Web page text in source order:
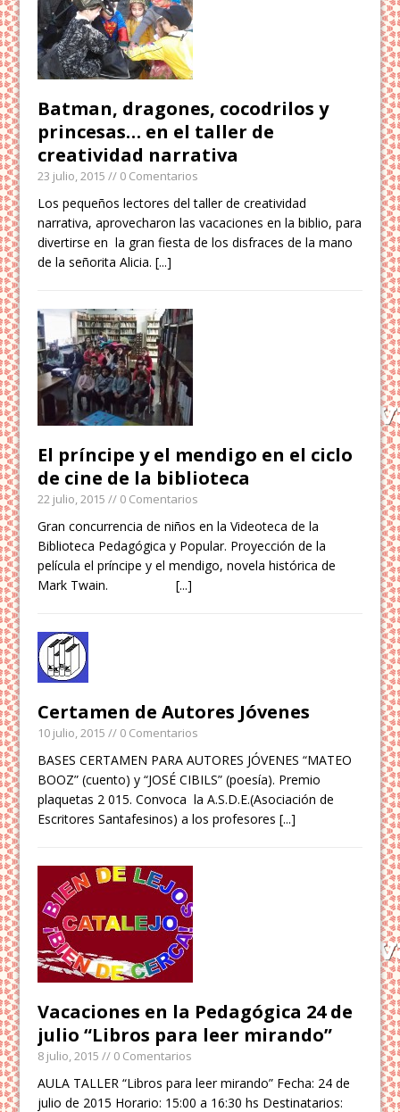
Batman, dragones, cocodrilos y
princesas… en el taller de
creatividad narrativa
23 julio, 2015 // 0 Comentarios
Los pequeños lectores del taller de creatividad
narrativa, aprovecharon las vacaciones en la biblio, para
divertirse en la gran fiesta de los disfraces de la mano
de la señorita Alicia.[...]
El príncipe y el mendigo en el ciclo
de cine de la biblioteca
22 julio, 2015 // 0 Comentarios
Gran concurrencia de niños en la Videoteca de la
Biblioteca Pedagógica y Popular. Proyección de la
película el príncipe y el mendigo, novela histórica de
Mark Twain.[...]
Certamen de Autores Jóvenes
10 julio, 2015 // 0 Comentarios
BASES CERTAMEN PARA AUTORES JÓVENES “MATEO
BOOZ” (cuento) y “JOSÉ CIBILS” (poesía). Premio
plaquetas 2 015. Convoca la A.S.D.E.(Asociación de
Escritores Santafesinos) a los profesores[...]
Vacaciones en la Pedagógica 24 de
julio “Libros para leer mirando”
8 julio, 2015 // 0 Comentarios
AULA TALLER “Libros para leer mirando” Fecha: 24 de
julio de 2015 Horario: 15:00 a 16:30 hs Destinatarios: